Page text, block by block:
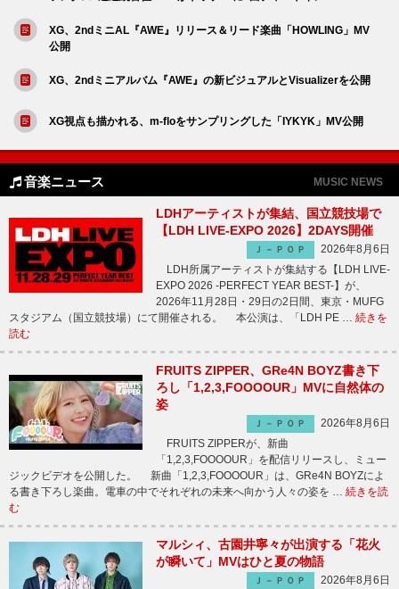
XG、2ndミニAL『AWE』リリース＆リード楽曲「HOWLING」MV
公開
XG、2ndミニアルバム『AWE』の新ビジュアルとVisualizerを公開
XG視点も描かれる、m-floをサンプリングした「IYKYK」MV公開
音楽ニュース MUSIC NEWS
LDHアーティストが集結、国立競技場で
【LDH LIVE-EXPO 2026】2DAYS開催
Ｊ－ＰＯＰ
2026年8月6日
LDH所属アーティストが集結する【LDH LIVE-
EXPO 2026 -PERFECT YEAR BEST-】が、
2026年11月28日・29日の2日間、東京・MUFG
スタジアム（国立競技場）にて開催される。 本公演は、「LDH PE … 続きを
読む
FRUITS ZIPPER、GRe4N BOYZ書き下
ろし「1,2,3,FOOOOUR」MVに自然体の
姿
Ｊ－ＰＯＰ
2026年8月6日
FRUITS ZIPPERが、新曲
「1,2,3,FOOOOUR」を配信リリースし、ミュー
ジックビデオを公開した。 新曲「1,2,3,FOOOOUR」は、GRe4N BOYZによ
る書き下ろし楽曲。電車の中でそれぞれの未来へ向かう人々の姿を … 続きを読
む
マルシィ、古園井寧々が出演する「花火
が瞬いて」MVはひと夏の物語
Ｊ－ＰＯＰ
2026年8月6日